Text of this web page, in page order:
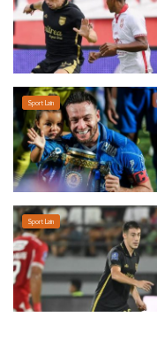
Sport Lain
Sport Lain